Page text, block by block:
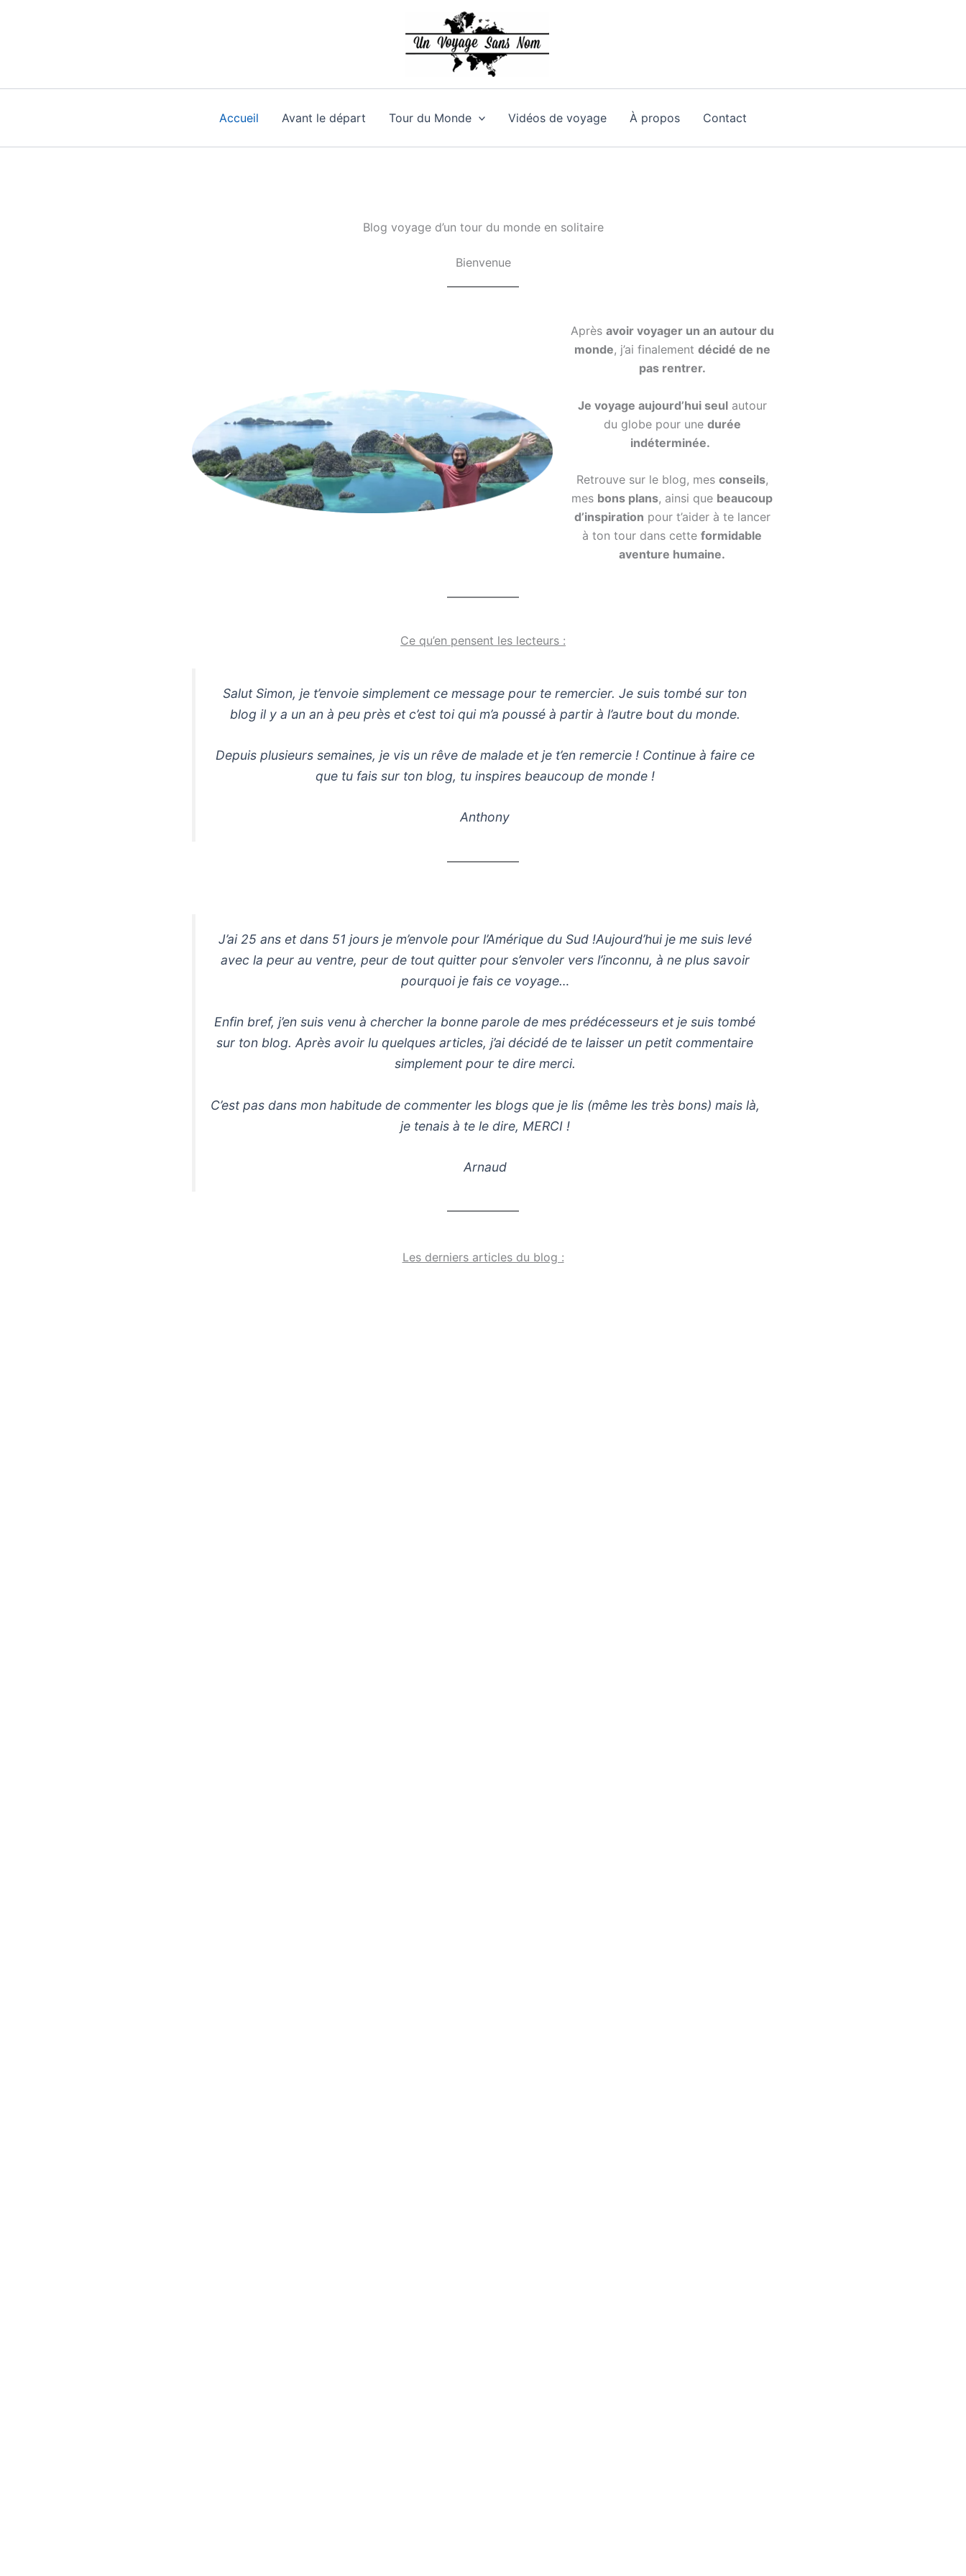
Accueil Avant le départ Tour du Monde Vidéos de voyage À propos Contact
Blog voyage d’un tour du monde en solitaire
Bienvenue
Après avoir voyager un an autour du
monde, j’ai finalement décidé de ne
pas rentrer.
Je voyage aujourd’hui seulautour
du globe pour une durée
indéterminée.
Retrouve sur le blog, mes conseils,
mes bons plans, ainsi que beaucoup
d’inspiration pour t’aider à te lancer
à ton tour dans cetteformidable
aventure humaine.
Ce qu’en pensent les lecteurs :
Salut Simon, je t’envoie simplement ce message pour te remercier. Je suis tombé sur ton
blog il y a un an à peu près et c’est toi qui m’a poussé à partir à l’autre bout du monde.
Depuis plusieurs semaines, je vis un rêve de malade et je t’en remercie ! Continue à faire ce
que tu fais sur ton blog, tu inspires beaucoup de monde !
Anthony
J’ai 25 ans et dans 51 jours je m’envole pour l’Amérique du Sud !Aujourd’hui je me suis levé
avec la peur au ventre, peur de tout quitter pour s’envoler vers l’inconnu, à ne plus savoir
pourquoi je fais ce voyage…
Enfin bref, j’en suis venu à chercher la bonne parole de mes prédécesseurs et je suis tombé
sur ton blog. Après avoir lu quelques articles, j’ai décidé de te laisser un petit commentaire
simplement pour te dire merci.
C’est pas dans mon habitude de commenter les blogs que je lis (même les très bons) mais là,
je tenais à te le dire, MERCI !
Arnaud
Les derniers articles du blog :